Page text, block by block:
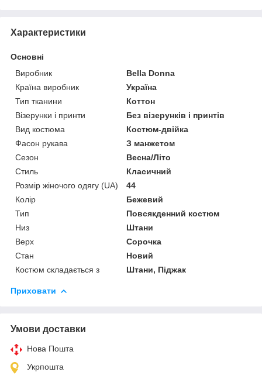
Характеристики
Основні
Виробник
Bella Donna
Країна виробник
Україна
Тип тканини
Коттон
Візерунки і принти
Без візерунків і принтів
Вид костюма
Костюм-двійка
Фасон рукава
З манжетом
Сезон
Весна/Літо
Стиль
Класичний
Розмір жіночого одягу (UA)
44
Колір
Бежевий
Тип
Повсякденний костюм
Низ
Штани
Верх
Сорочка
Стан
Новий
Костюм складається з
Штани, Піджак
Приховати
Умови доставки
Нова Пошта
Укрпошта